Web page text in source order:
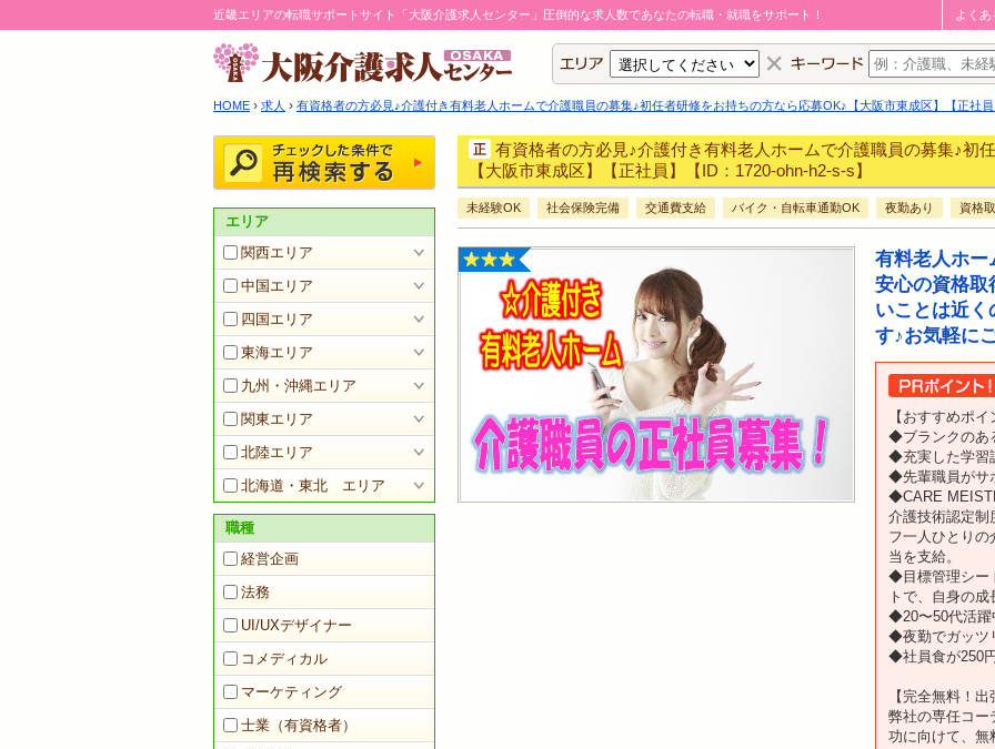
近畿エリアの転職サポートサイト「大阪介護求人センター」圧倒的な求人数であなたの転職・就職をサポート！ よく
HOME › 求人 › 有資格者の方必見♪介護付き有料老人ホームで介護職員の募集♪初任者研修をお持ちの方なら応募OK♪【大阪市東成区】【正社
エリア
関西エリア
中国エリア
四国エリア
東海エリア
九州・沖縄エリア
関東エリア
北陸エリア
北海道・東北 エリア
職種
経営企画
法務
UI/UXデザイナー
コメディカル
マーケティング
士業（有資格者）
有資格者の方必見♪介護付き有料老人ホームで介護職員の募集♪初
【大阪市東成区】【正社員】【ID：1720-ohn-h2-s-s】
未経験OK 社会保険完備 交通費支給 バイク・自転車通勤OK 夜勤あり 資格
有料老人ホー
安心の資格取
いことは近
す♪お気軽に
【おすすめポ
◆ブランクのあ
◆充実した学習
◆先輩職員がサ
◆CARE
介護技術認定制
フ一人ひとりの
当を支給。
◆目標管理シー
トで、自身の
◆20〜50代活躍
◆夜勤でガッツ
◆社員食が250
【完全無料！
弊社の専任コー
功に向けて、無